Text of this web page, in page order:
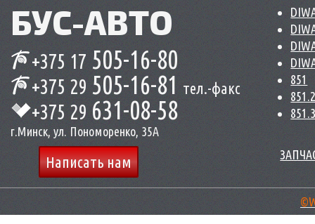
БУС-АВТО
+375 17 505-16-80
+375 29 505-16-81 тел.-факс
+375 29 631-08-58
г.Минск, ул. Пономоренко, 35А
Написать нам
851